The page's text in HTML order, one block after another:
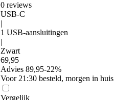
0 reviews
USB-C
|
1 USB-aansluitingen
|
Zwart
69,95
Advies 89,95-22%
Voor 21:30 besteld, morgen in huis
Vergelijk